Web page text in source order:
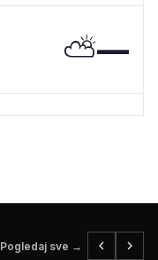
⛅—
Pogledaj sve →